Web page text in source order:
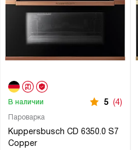
Пароварка
Kuppersbusch CD 6350.0 S7
Copper
В наличии 5 (4)